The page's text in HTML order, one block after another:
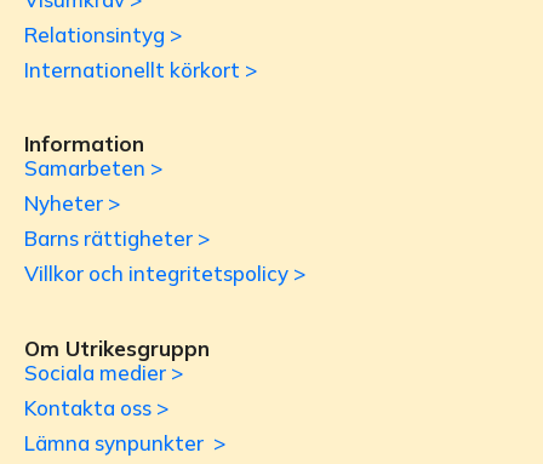
Relationsintyg >
Internationellt körkort >
Information
Samarbeten >
Nyheter >
Barns rättigheter >
Villkor och integritetspolicy >
Om Utrikesgruppn
Sociala medier >
Kontakta oss >
Lämna synpunkter >